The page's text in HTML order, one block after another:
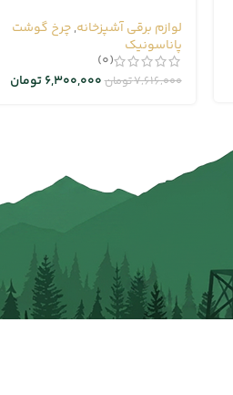
لوازم برقی آشپزخانه,چرخ گوشت
پاناسونیک
(0)
7,616,000تومان6,300,000تومان